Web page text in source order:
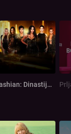
Obitelj Kardashian: Dinastija od milijardu dolara